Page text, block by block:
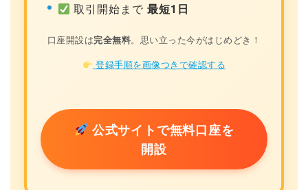
取引開始まで最短1日
口座開設は完全無料。思い立った今がはじめどき！
登録手順を画像つきで確認する
公式サイトで無料口座を
開設